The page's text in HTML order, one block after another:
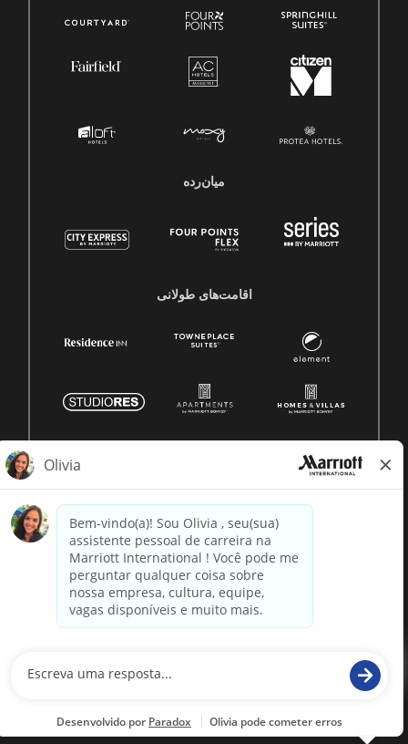
میان‌رده
اقامت‌های طولانی
reservados. Informação proprietária da Marriott
paradox.ai